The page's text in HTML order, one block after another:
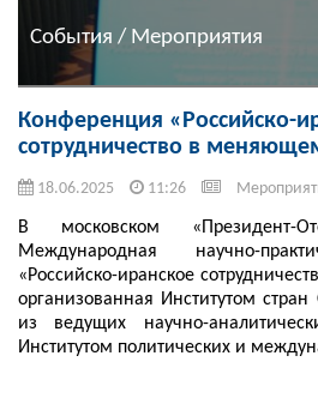
События / Мероприятия
Конференция «Российско-
сотрудничество в
18.06.2025 11:26
В московском «Президент-
Международная научно-
«Российско-иранское
организованная Институтом
из ведущих научно-
Институтом политических и